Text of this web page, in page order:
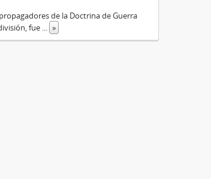
de la Doctrina de Guerra
fue
»